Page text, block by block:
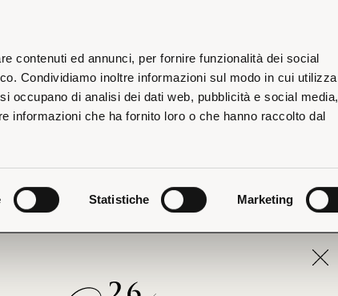
contenuti ed annunci, per fornire funzionalità dei social
Condividiamo inoltre informazioni sul modo in cui utilizza
occupano di analisi dei dati web, pubblicità e social media,
informazioni che ha fornito loro o che hanno raccolto dal
Statistiche Marketing